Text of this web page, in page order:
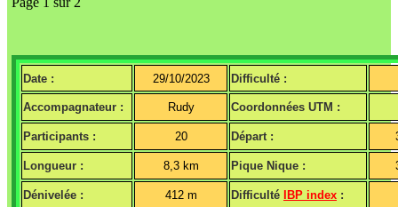
Date : 29/10/2023 Difficulté :
Accompagnateur : Rudy Coordonnées UTM :
Participants : 20 Départ :
Longueur : 8,3 km Pique Nique :
Dénivelée : 412 m Difficulté IBP index :